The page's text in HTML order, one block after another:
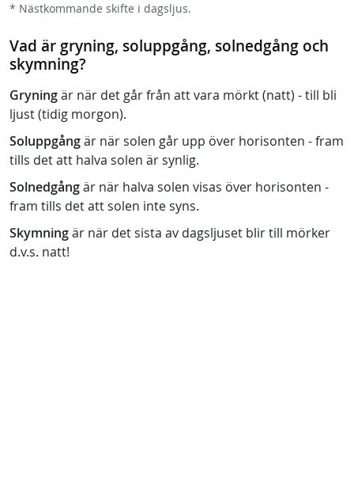
* Nästkommande skifte i dagsljus.
Vad är gryning, soluppgång, solnedgång och
skymning?
Gryningär när det går från att vara mörkt (natt) - till bli
ljust (tidig morgon).
Soluppgångär när solen går upp över horisonten - fram
tills det att halva solen är synlig.
Solnedgångär när halva solen visas över horisonten -
fram tills det att solen inte syns.
Skymningär när det sista av dagsljuset blir till mörker
d.v.s. natt!